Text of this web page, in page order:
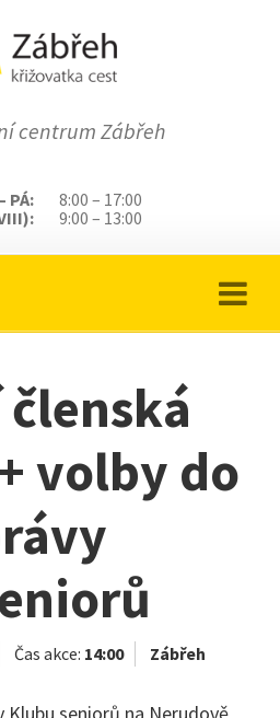
centrum Zábřeh
PÁ:
8:00 – 17:00
9:00 – 13:00
volby do
Čas akce: 14:00 Zábřeh